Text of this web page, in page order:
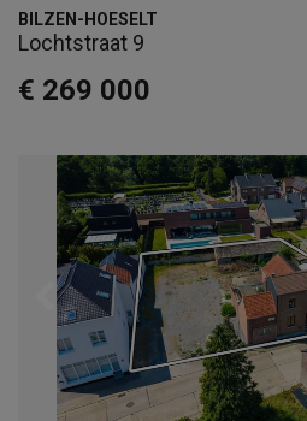
€ 269 000
BILZEN-HOESELT
Lochtstraat 9